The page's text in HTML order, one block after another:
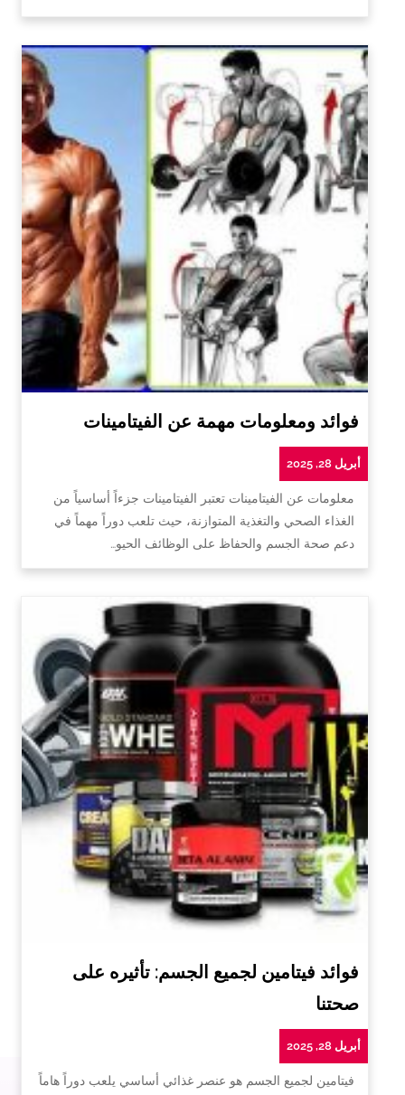
فوائد ومعلومات مهمة عن الفيتامينات
أبريل 28, 2025
معلومات عن الفيتامينات تعتبر الفيتامينات جزءاً أساسياً من
الغذاء الصحي والتغذية المتوازنة، حيث تلعب دوراً مهماً في
دعم صحة الجسم والحفاظ على الوظائف الحيو…
فوائد فيتامين لجميع الجسم: تأثيره على
صحتنا
أبريل 28, 2025
فيتامين لجميع الجسم هو عنصر غذائي أساسي يلعب دوراً هاماً